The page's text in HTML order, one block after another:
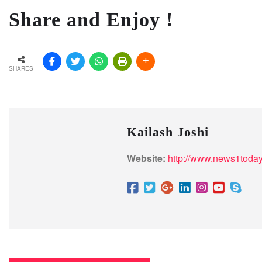
Share and Enjoy !
SHARES
Kailash Joshi
Website: http://